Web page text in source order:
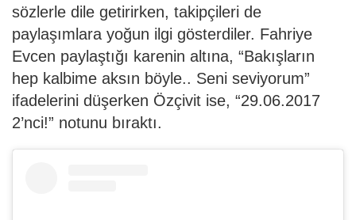
sözlerle dile getirirken, takipçileri de
paylaşımlara yoğun ilgi gösterdiler. Fahriye
Evcen paylaştığı karenin altına, “Bakışların
hep kalbime aksın böyle.. Seni seviyorum”
ifadelerini düşerken Özçivit ise, “29.06.2017
2’nci!” notunu bıraktı.